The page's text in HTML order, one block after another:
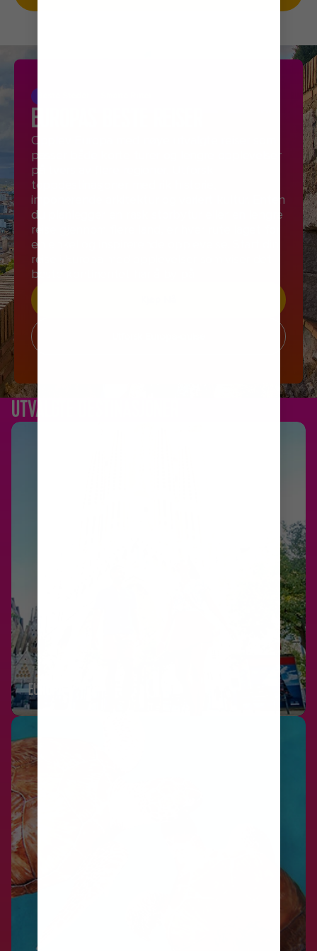
EUROPAS BESTE REISER
Opplev Europa med nøye utvalgte reiser som
passer både korte turer og lengre opplevelser
på tvers av flere regioner. Utforsk
toppdestinasjoner med rik historie,
imponerende arkitektur og variert kultur. Enten
du planlegger en rask storbytur eller en lengre
reise gjennom flere land, er hver rute laget for
en enkel og inspirerende opplevelse. Start din
reise i Europa med opplevelser som viser det
beste kontinentet har å by på.
UTVALGTE DESTINASJONER
EUROPA